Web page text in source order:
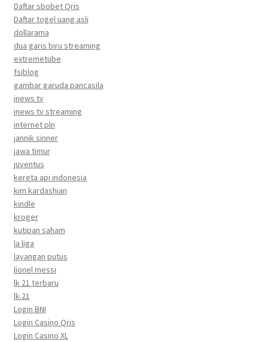
Daftar sbobet Qris
Daftar togel uang asli
dollarama
dua garis biru streaming
extremetube
fsiblog
gambar garuda pancasila
inews tv
inews tv streaming
internet pln
jannik sinner
jawa timur
juventus
kereta api indonesia
kim kardashian
kindle
kroger
kutipan saham
la liga
layangan putus
lionel messi
lk 21 terbaru
lk.21
Login BNI
Login Casino Qris
Login Casino XL